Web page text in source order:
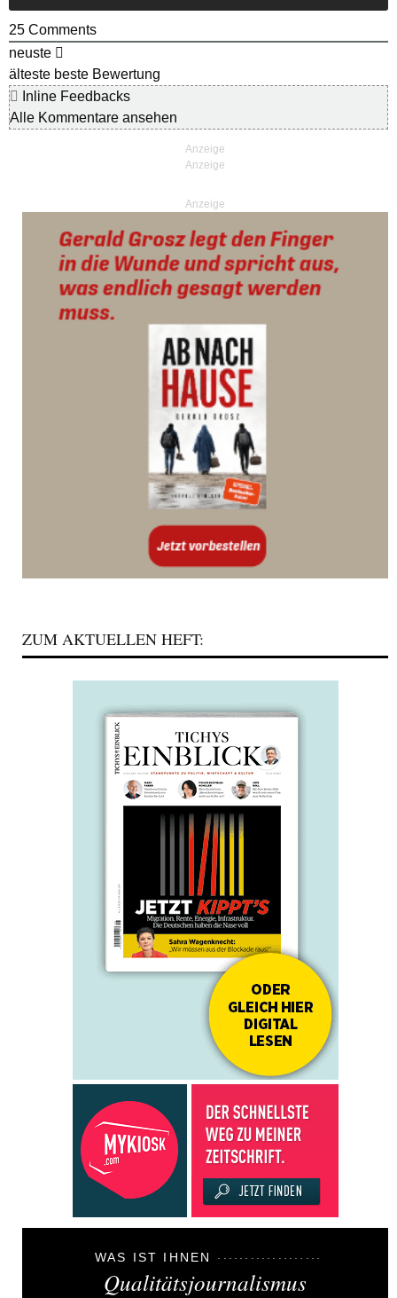
25 Comments
neuste
älteste beste Bewertung
Inline Feedbacks
Alle Kommentare ansehen
Anzeige
ZUM AKTUELLEN HEFT:
WAS IST IHNEN
Qualitätsjournalismus